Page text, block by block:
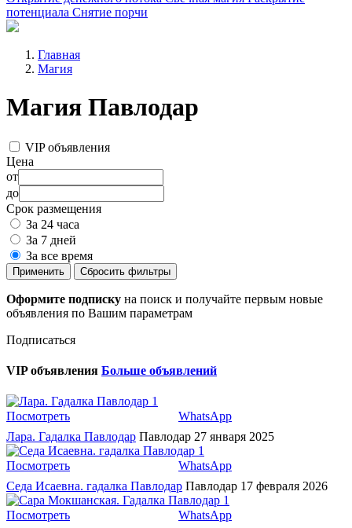
потенциала Снятие порчи
Главная
Магия
Магия Павлодар
VIP объявления
Цена
от
до
Срок размещения
За 24 часа
За 7 дней
За все время
Применить Сбросить фильтры
Оформите подписку на поиск и получайте первым новые
объявления по Вашим параметрам
Подписаться
VIP объявления Больше объявлений
1
Посмотреть
WhatsApp
Лара. Гадалка Павлодар Павлодар 27 января 2025
1
Посмотреть
WhatsApp
Седа Исаевна. гадалка Павлодар Павлодар 17 февраля 2026
1
Посмотреть
WhatsApp